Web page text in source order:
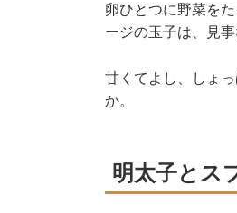
卵ひとつに野菜を
ージの玉子は、見事
甘くてよし、しょ
か。
明太子とス